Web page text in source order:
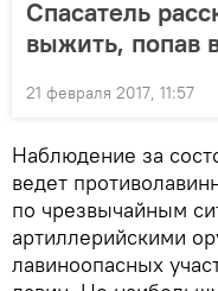
Спасатель
выжить, попав
21 февраля 2017, 11:57
Наблюдение за
ведет
по чрезвычайным
артиллерийскими
лавиноопасных